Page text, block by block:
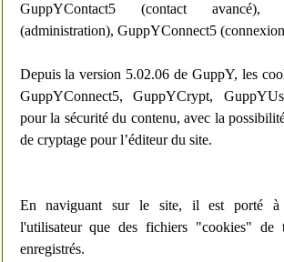
GuppYContact5 (contact avancé),
(administration), GuppYConnect5
Depuis la version 5.02.06 de GuppY, les
GuppYConnect5, GuppYCrypt,
pour la sécurité du contenu, avec la
de cryptage pour l’éditeur du site.
En naviguant sur le site, il est porté à
l'utilisateur que des fichiers "cookies" de
enregistrés.